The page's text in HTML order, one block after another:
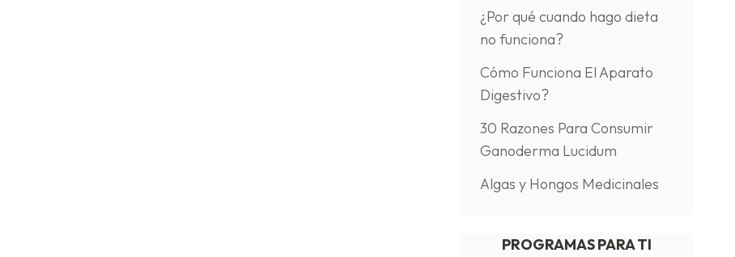
¿Por qué cuando hago dieta
no funciona?
Cómo Funciona El Aparato
Digestivo?
30 Razones Para Consumir
Ganoderma Lucidum
Algas y Hongos Medicinales
PROGRAMAS PARA TI